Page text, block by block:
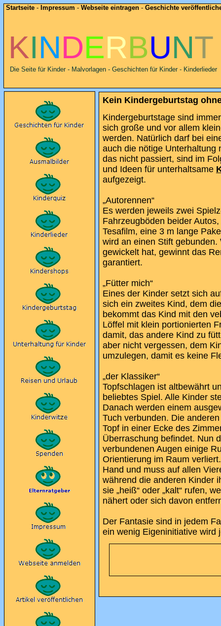
Startseite - Impressum -Webseite eintragen -Geschichte
KINDERBUNT
Die Seite für Kinder - Malvorlagen - Geschichten für Kinder - Kinderlieder
Kein Kindergeburtstag
Kindergeburtstage sind
sich große und vor allem
werden. Natürlich darf bei
auch die nötige Unterhaltung
das nicht passiert, sind im
und Ideen für unterhaltsame
aufgezeigt.
„Autorennen“
Es werden jeweils zwei
Fahrzeugböden beider
Tesafilm, eine 3 m lange
wird an einen Stift
gewickelt hat, gewinnt das
garantiert.
„Fütter mich“
Eines der Kinder setzt sich
sich ein zweites Kind, dem
bekommt das Kind mit den
Löffel mit klein portionierten
damit, das andere Kind zu
aber nicht vergessen, dem
umzulegen, damit es keine
„der Klassiker“
Topfschlagen ist altbewährt
beliebtes Spiel. Alle Kinder
Danach werden einem
Tuch verbunden. Die
Topf in einer Ecke des
Überraschung befindet. Nun
verbundenen Augen einige
Orientierung im Raum
Hand und muss auf allen
während die anderen Kinder
sie „heiß“ oder „kalt“ rufen,
nähert oder sich davon
Der Fantasie sind in jedem
ein wenig Eigeninitiative wird